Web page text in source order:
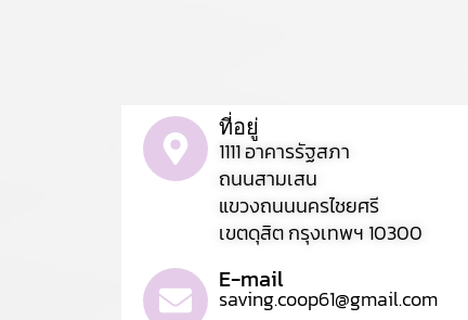
ที่อยู่
1111 อาคารรัฐสภา
ถนนสามเสน
แขวงถนนนครไชยศรี
เขตดุสิต กรุงเทพฯ 10300
E-mail
saving.coop61@gmail.com